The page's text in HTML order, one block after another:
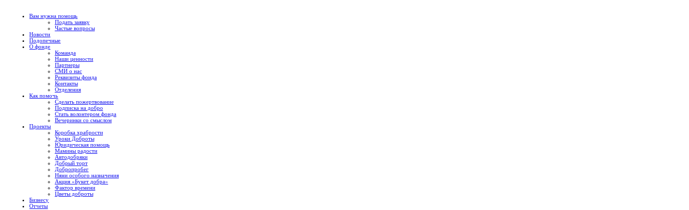
Вам нужна помощь
Подать заявку
Частые вопросы
Новости
Подопечные
О фонде
Команда
Наши ценности
Партнеры
СМИ о нас
Реквизиты фонда
Контакты
Отделения
Как помочь
Сделать пожертвование
Подписка на добро
Стать волонтером фонда
Вечеринки со смыслом
Проекты
Коробка храбрости
Уроки Доброты
Юридическая помощь
Мамины радости
Автодобряки
Добрый торт
Добропробег
Няни особого назначения
Акция «Букет добра»
Фактор времени
Цветы доброты
Бизнесу
Отчеты